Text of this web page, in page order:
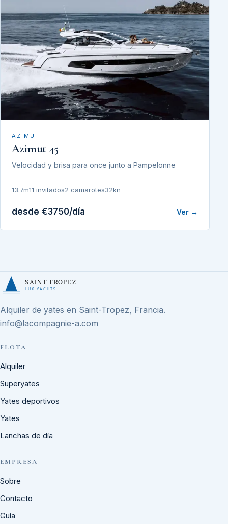
AZIMUT
Azimut 45
Velocidad y brisa para once junto a Pampelonne
13.7m11 invitados2 camarotes32kn
desde €3750/día Ver →
SAINT-TROPEZ
LUX YACHTS
Alquiler de yates en Saint-Tropez, Francia.
info@lacompagnie-a.com
FLOTA
Alquiler
Superyates
Yates deportivos
Yates
Lanchas de día
EMPRESA
Sobre
Contacto
Guía